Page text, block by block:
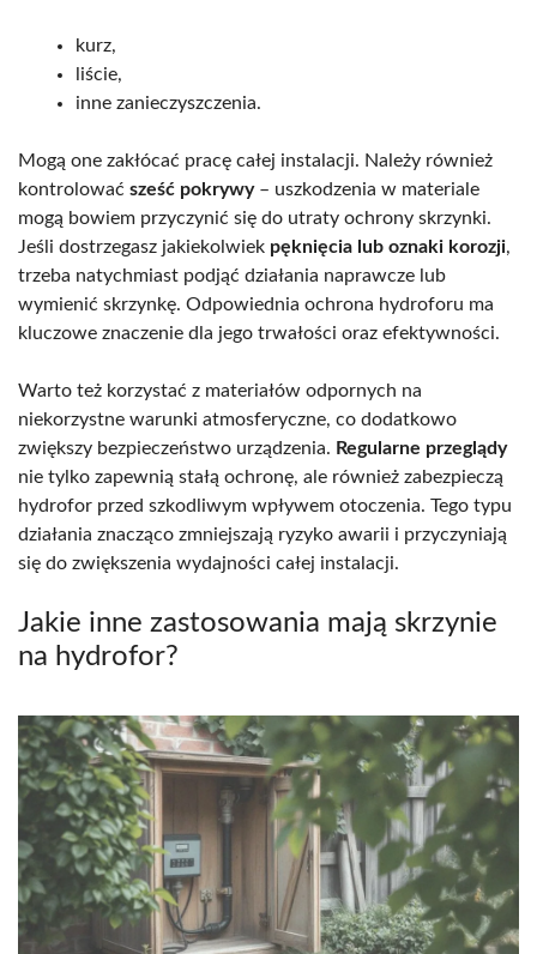
kurz,
liście,
inne zanieczyszczenia.
Mogą one zakłócać pracę całej instalacji. Należy również
kontrolować sześć pokrywy– uszkodzenia w materiale
mogą bowiem przyczynić się do utraty ochrony skrzynki.
Jeśli dostrzegasz jakiekolwiek pęknięcia lub oznaki korozji,
trzeba natychmiast podjąć działania naprawcze lub
wymienić skrzynkę. Odpowiednia ochrona hydroforu ma
kluczowe znaczenie dla jego trwałości oraz efektywności.
Warto też korzystać z materiałów odpornych na
niekorzystne warunki atmosferyczne, co dodatkowo
zwiększy bezpieczeństwo urządzenia. Regularne przeglądy
nie tylko zapewnią stałą ochronę, ale również zabezpieczą
hydrofor przed szkodliwym wpływem otoczenia. Tego typu
działania znacząco zmniejszają ryzyko awarii i przyczyniają
się do zwiększenia wydajności całej instalacji.
Jakie inne zastosowania mają skrzynie
na hydrofor?